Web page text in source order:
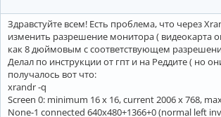
ц
и
Здравстуйте всем! Есть проблема, что через
изменить разрешение монитора ( видеокарта
как 8 дюймовым с соответствующем
Делал по инструкции от гпт и на Реддите ( но
получалось вот что:
xrandr -q
Screen 0: minimum 16 x 16, current 2006 x 768,
None-1 connected 640x480+1366+0 (normal left